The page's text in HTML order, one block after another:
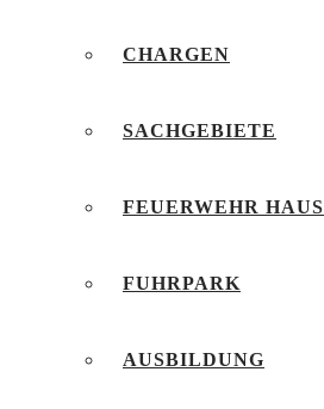
CHARGEN
SACHGEBIETE
FEUERWEHR HAUS
FUHRPARK
AUSBILDUNG